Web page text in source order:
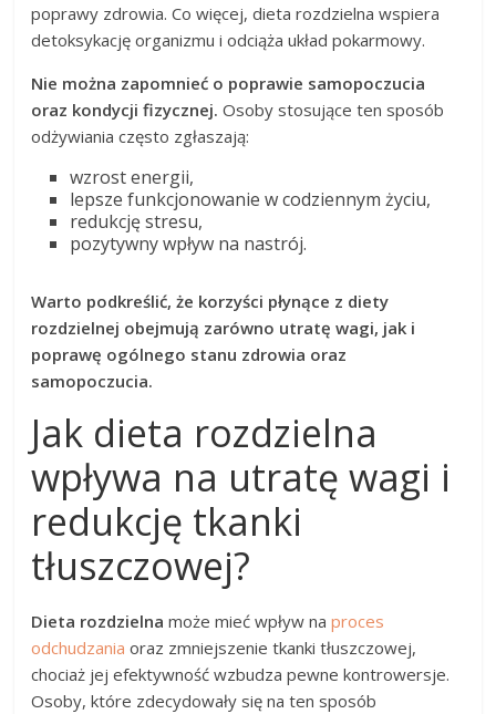
poprawy zdrowia. Co więcej, dieta rozdzielna wspiera
detoksykację organizmu i odciąża układ pokarmowy.
Nie można zapomnieć o poprawie samopoczucia
oraz kondycji fizycznej. Osoby stosujące ten sposób
odżywiania często zgłaszają:
wzrost energii,
lepsze funkcjonowanie w codziennym życiu,
redukcję stresu,
pozytywny wpływ na nastrój.
Warto podkreślić, że korzyści płynące z diety
rozdzielnej obejmują zarówno utratę wagi, jak i
poprawę ogólnego stanu zdrowia oraz
samopoczucia.
Jak dieta rozdzielna
wpływa na utratę wagi i
redukcję tkanki
tłuszczowej?
Dieta rozdzielna może mieć wpływ naproces
odchudzania oraz zmniejszenie tkanki tłuszczowej,
chociaż jej efektywność wzbudza pewne kontrowersje.
Osoby, które zdecydowały się na ten sposób